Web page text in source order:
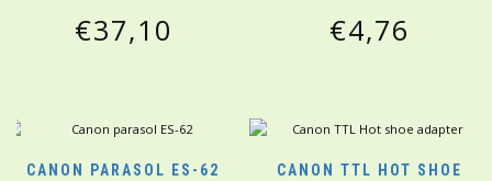
€37,10 €4,76
CANON PARASOL ES-62
CANON TTL HOT SHOE